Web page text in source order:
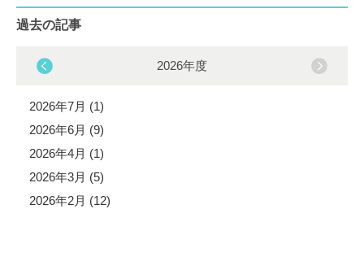
過去の記事
2026年度
2026年7月 (1)
2026年6月 (9)
2026年4月 (1)
2026年3月 (5)
2026年2月 (12)